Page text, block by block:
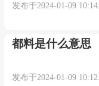
2. He could
counter.
发布于2024-01-09
都料是什么意思
发布于2024-01-09